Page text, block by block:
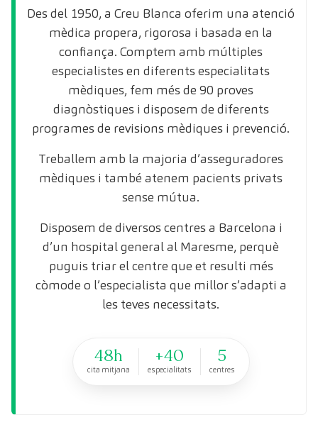
Des del 1950, a Creu Blanca oferim una atenció
mèdica propera, rigorosa i basada en la
confiança. Comptem amb múltiples
especialistes en diferents especialitats
mèdiques, fem més de 90 proves
diagnòstiques i disposem de diferents
programes de revisions mèdiques i prevenció.
Treballem amb la majoria d’asseguradores
mèdiques i també atenem pacients privats
sense mútua.
Disposem de diversos centres a Barcelona i
d’un hospital general al Maresme, perquè
puguis triar el centre que et resulti més
còmode o l’especialista que millor s’adapti a
les teves necessitats.
48h
cita mitjana
+40
especialitats
5
centres